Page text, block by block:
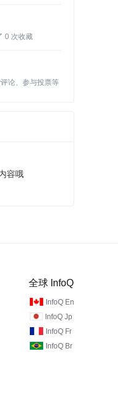
0 次收藏
论、参与投票等
容哦
全球 InfoQ
InfoQ En
InfoQ Jp
InfoQ Fr
InfoQ Br